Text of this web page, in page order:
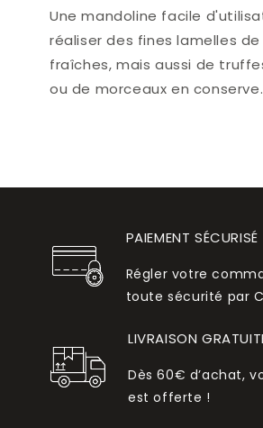
Une mandoline facile
réaliser des fines lamelles
fraîches, mais aussi de
ou de morceaux en conserve.
PAIEMENT SÉCURISÉ
Régler votre
toute sécurité par
LIVRAISON
Dès 60€ d’achat,
est offerte !